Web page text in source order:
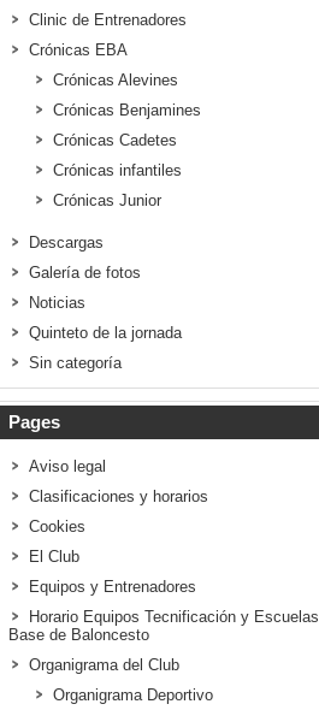
Clinic de Entrenadores
Crónicas EBA
Crónicas Alevines
Crónicas Benjamines
Crónicas Cadetes
Crónicas infantiles
Crónicas Junior
Descargas
Galería de fotos
Noticias
Quinteto de la jornada
Sin categoría
Pages
Aviso legal
Clasificaciones y horarios
Cookies
El Club
Equipos y Entrenadores
Horario Equipos Tecnificación y Escuelas
Base de Baloncesto
Organigrama del Club
Organigrama Deportivo